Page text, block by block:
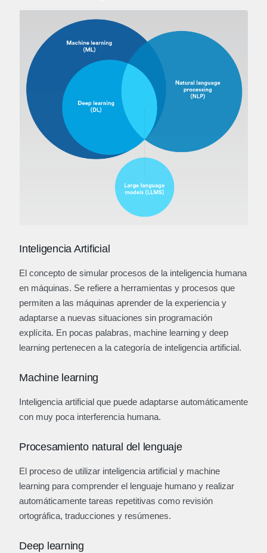
Inteligencia Artificial
El concepto de simular procesos de la inteligencia humana
en máquinas. Se refiere a herramientas y procesos que
permiten a las máquinas aprender de la experiencia y
adaptarse a nuevas situaciones sin programación
explícita. En pocas palabras, machine learning y deep
learning pertenecen a la categoría de inteligencia artificial.
Machine learning
Inteligencia artificial que puede adaptarse automáticamente
con muy poca interferencia humana.
Procesamiento natural del lenguaje
El proceso de utilizar inteligencia artificial y machine
learning para comprender el lenguaje humano y realizar
automáticamente tareas repetitivas como revisión
ortográfica, traducciones y resúmenes.
Deep learning